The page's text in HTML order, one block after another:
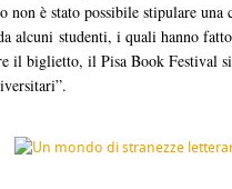
è stato possibile stipulare una
alcuni studenti, i quali hanno
il biglietto, il Pisa Book Festival